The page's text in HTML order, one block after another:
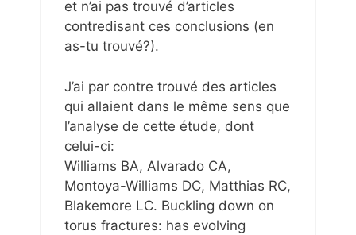
et n’ai pas trouvé d’articles
contredisant ces conclusions (en
as-tu trouvé?).
J’ai par contre trouvé des articles
qui allaient dans le même sens que
l’analyse de cette étude, dont
celui-ci:
Williams BA, Alvarado CA,
Montoya-Williams DC, Matthias RC,
Blakemore LC. Buckling down on
torus fractures: has evolving